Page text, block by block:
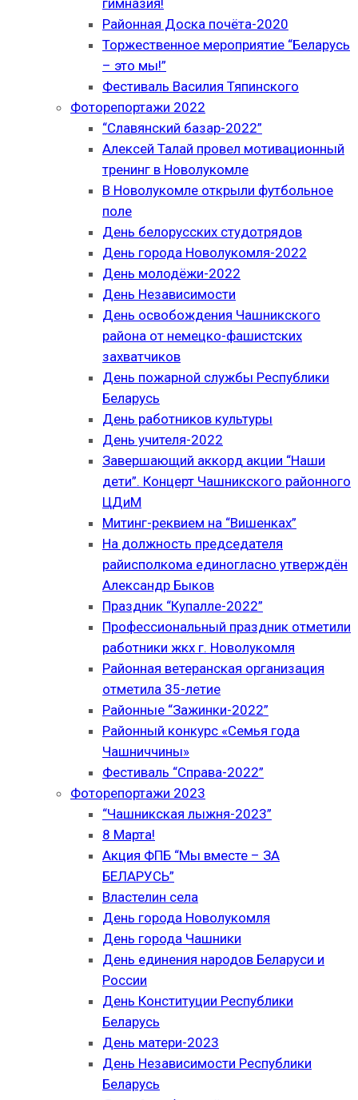
гимназия!
Районная Доска почёта-2020
Торжественное мероприятие “Беларусь
– это мы!”
Фестиваль Василия Тяпинского
Фоторепортажи 2022
“Славянский базар-2022”
Алексей Талай провел мотивационный
тренинг в Новолукомле
В Новолукомле открыли футбольное
поле
День белорусских студотрядов
День города Новолукомля-2022
День молодёжи-2022
День Независимости
День освобождения Чашникского
района от немецко-фашистских
захватчиков
День пожарной службы Республики
Беларусь
День работников культуры
День учителя-2022
Завершающий аккорд акции “Наши
дети”. Концерт Чашникского районного
ЦДиМ
Митинг-реквием на “Вишенках”
На должность председателя
райисполкома единогласно утверждён
Александр Быков
Праздник “Купалле-2022”
Профессиональный праздник отметили
работники жкх г. Новолукомля
Районная ветеранская организация
отметила 35-летие
Районные “Зажинки-2022”
Районный конкурс «Семья года
Чашниччины»
Фестиваль “Справа-2022”
Фоторепортажи 2023
“Чашникская лыжня-2023”
8 Марта!
Акция ФПБ “Мы вместе – ЗА
БЕЛАРУСЬ”
Властелин села
День города Новолукомля
День города Чашники
День единения народов Беларуси и
России
День Конституции Республики
Беларусь
День матери-2023
День Независимости Республики
Беларусь